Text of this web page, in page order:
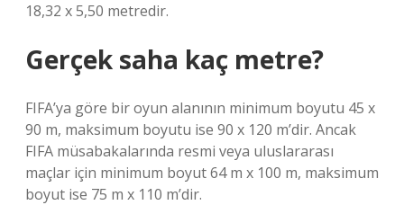
18,32 x 5,50 metredir.
Gerçek saha kaç metre?
FIFA’ya göre bir oyun alanının minimum boyutu 45 x
90 m, maksimum boyutu ise 90 x 120 m’dir. Ancak
FIFA müsabakalarında resmi veya uluslararası
maçlar için minimum boyut 64 m x 100 m, maksimum
boyut ise 75 m x 110 m’dir.